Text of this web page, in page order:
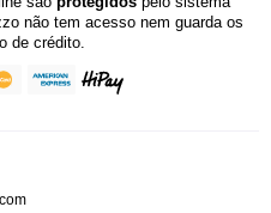
não tem acesso nem guarda os
de crédito.